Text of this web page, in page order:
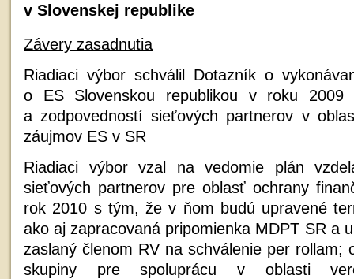
v Slovenskej republike
Závery zasadnutia
Riadiaci výbor schválil Dotazník o
o ES Slovenskou republikou v roku 2009
a zodpovedností sieťových partnerov v
záujmov ES v SR
Riadiaci výbor vzal na vedomie plán
sieťových partnerov pre oblasť ochrany
rok 2010 s tým, že v ňom budú upravené
ako aj zapracovaná pripomienka MDPT SR a
zaslaný členom RV na schválenie per rollam;
skupiny pre spoluprácu v oblasti